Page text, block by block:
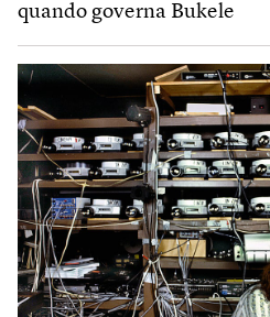
quando governa Bukele